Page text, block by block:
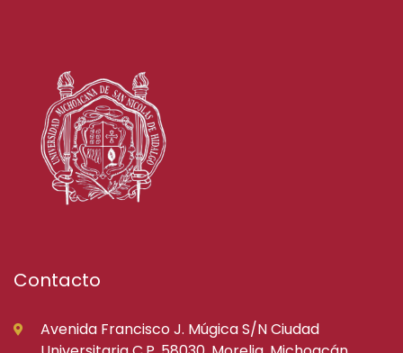
Contacto
Avenida Francisco J. Múgica S/N Ciudad